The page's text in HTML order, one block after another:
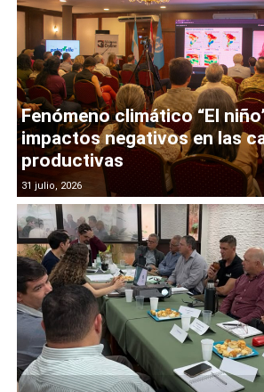
Fenómeno climático “El
impactos negativos en las
productivas
31 julio, 2026